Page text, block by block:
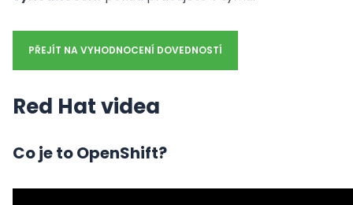
PŘEJÍT NA VYHODNOCENÍ DOVEDNOSTÍ
Red Hat videa
Co je to OpenShift?